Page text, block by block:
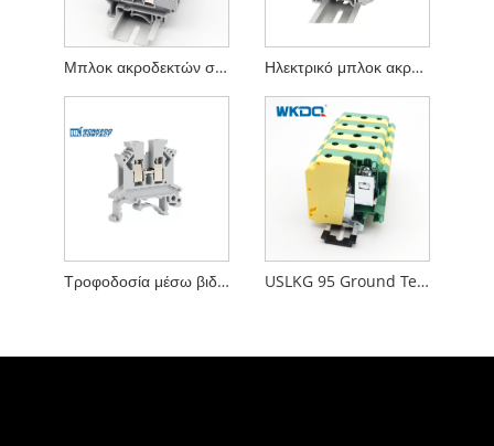
Μπλοκ ακροδεκτών σφιγκτήρα πλαστικών βιδών Din Rail Τύποι ασφάλεια JUK 2,5 mm Ηλεκτρικό μπλοκ ακροδεκτών με βίδα DIN Rail Τροφοδοσία μέσω βιδωτού κλωβού
Τροφοδοσία μέσω βιδωτού μπλοκ ακροδεκτών Πλαστικό νάιλον PA66 Τοποθετημένο πάνελ εγκατάστασης USLKG 95 Ground Terminal Block Din Rail εγκατάσταση 95 Mm²